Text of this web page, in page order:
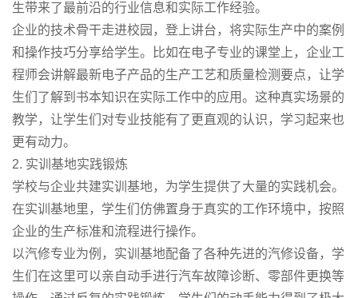
生带来了最前沿的行业信息和实际工作经验。
企业的技术骨干走进校园，登上讲台，将实际生产中的案例
和操作技巧分享给学生。比如在电子专业的课堂上，企业工
程师会讲解最新电子产品的生产工艺和质量检测要点，让学
生们了解到书本知识在实际工作中的应用。这种真实场景的
教学，让学生们对专业技能有了更直观的认识，学习起来也
更有动力。
2. 实训基地实践锻炼
学校与企业共建实训基地，为学生提供了大量的实践机会。
在实训基地里，学生们仿佛置身于真实的工作环境中，按照
企业的生产标准和流程进行操作。
以汽修专业为例，实训基地配备了各种先进的汽修设备，学
生们在这里可以亲自动手进行汽车故障诊断、零部件更换等